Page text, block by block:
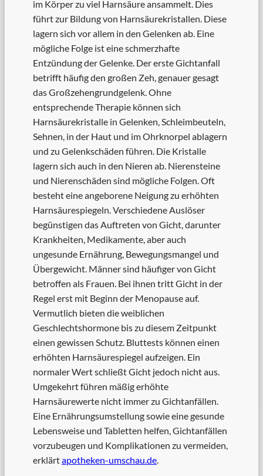
im Körper zu viel Harnsäure ansammelt. Dies
führt zur Bildung von Harnsäurekristallen. Diese
lagern sich vor allem in den Gelenken ab. Eine
mögliche Folge ist eine schmerzhafte
Entzündung der Gelenke. Der erste Gichtanfall
betrifft häufig den großen Zeh, genauer gesagt
das Großzehengrundgelenk. Ohne
entsprechende Therapie können sich
Harnsäurekristalle in Gelenken, Schleimbeuteln,
Sehnen, in der Haut und im Ohrknorpel ablagern
und zu Gelenkschäden führen. Die Kristalle
lagern sich auch in den Nieren ab. Nierensteine
und Nierenschäden sind mögliche Folgen. Oft
besteht eine angeborene Neigung zu erhöhten
Harnsäurespiegeln. Verschiedene Auslöser
begünstigen das Auftreten von Gicht, darunter
Krankheiten, Medikamente, aber auch
ungesunde Ernährung, Bewegungsmangel und
Übergewicht. Männer sind häufiger von Gicht
betroffen als Frauen. Bei ihnen tritt Gicht in der
Regel erst mit Beginn der Menopause auf.
Vermutlich bieten die weiblichen
Geschlechtshormone bis zu diesem Zeitpunkt
einen gewissen Schutz. Bluttests können einen
erhöhten Harnsäurespiegel aufzeigen. Ein
normaler Wert schließt Gicht jedoch nicht aus.
Umgekehrt führen mäßig erhöhte
Harnsäurewerte nicht immer zu Gichtanfällen.
Eine Ernährungsumstellung sowie eine gesunde
Lebensweise und Tabletten helfen, Gichtanfällen
vorzubeugen und Komplikationen zu vermeiden,
erklärtapotheken-umschau.de.